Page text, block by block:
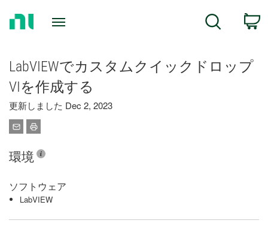
Search
LabVIEWでカスタムクイックドロップ
VIを作成する
更新しました Dec 2, 2023
環境
ソフトウェア
LabVIEW